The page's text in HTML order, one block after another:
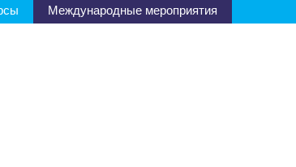
Международные мероприятия